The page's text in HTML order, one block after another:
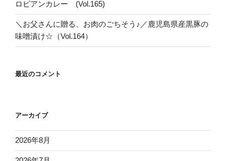
ロピアンカレー (Vol.165)
＼お父さんに贈る、お肉のごちそう♪／鹿児島県産黒豚の
味噌漬け☆（Vol.164）
最近のコメント
アーカイブ
2026年8月